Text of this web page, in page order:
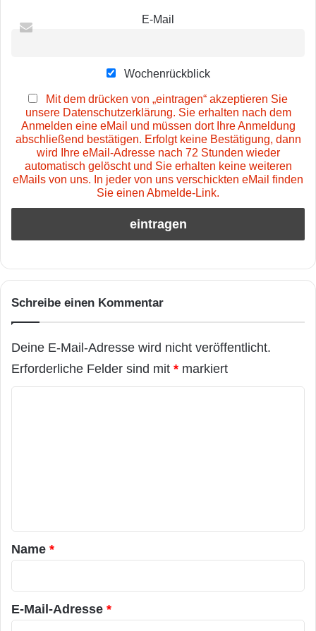
E-Mail
Wochenrückblick
Mit dem drücken von „eintragen“ akzeptieren Sie
unsere Datenschutzerklärung. Sie erhalten nach dem
Anmelden eine eMail und müssen dort Ihre Anmeldung
abschließend bestätigen. Erfolgt keine Bestätigung, dann
wird Ihre eMail-Adresse nach 72 Stunden wieder
automatisch gelöscht und Sie erhalten keine weiteren
eMails von uns. In jeder von uns verschickten eMail finden
Sie einen Abmelde-Link.
Schreibe einen Kommentar
Deine E-Mail-Adresse wird nicht veröffentlicht.
Erforderliche Felder sind mit * markiert
a
r
*
Name *
E-Mail-Adresse *